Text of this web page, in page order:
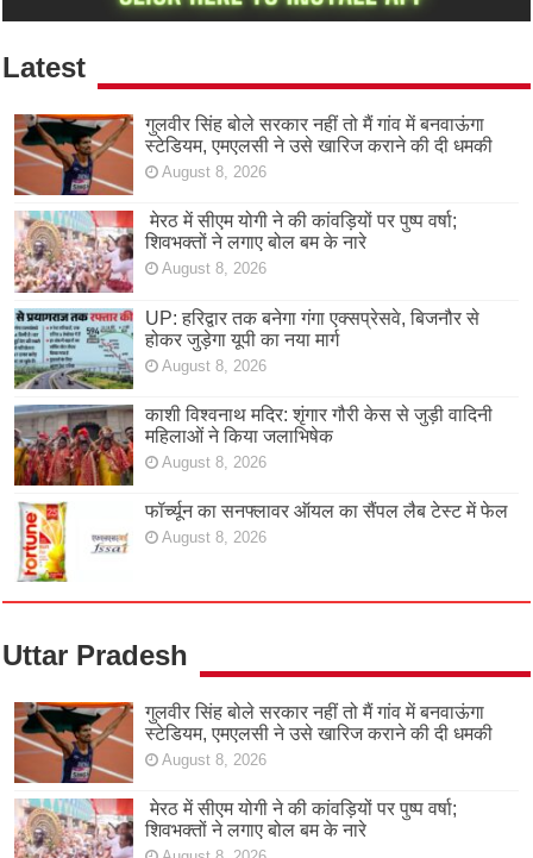
Latest
गुलवीर सिंह बोले सरकार नहीं तो मैं गांव में बनवाऊंगा
स्टेडियम, एमएलसी ने उसे खारिज कराने की दी धमकी
August 8, 2026
मेरठ में सीएम योगी ने की कांवड़ियों पर पुष्प वर्षा;
शिवभक्तों ने लगाए बोल बम के नारे
August 8, 2026
UP: हरिद्वार तक बनेगा गंगा एक्सप्रेसवे, बिजनौर से
होकर जुड़ेगा यूपी का नया मार्ग
August 8, 2026
काशी विश्वनाथ मदिर: शृंगार गौरी केस से जुड़ी वादिनी
महिलाओं ने किया जलाभिषेक
August 8, 2026
फॉर्च्यून का सनफ्लावर ऑयल का सैंपल लैब टेस्ट में फेल
August 8, 2026
Uttar Pradesh
गुलवीर सिंह बोले सरकार नहीं तो मैं गांव में बनवाऊंगा
स्टेडियम, एमएलसी ने उसे खारिज कराने की दी धमकी
August 8, 2026
मेरठ में सीएम योगी ने की कांवड़ियों पर पुष्प वर्षा;
शिवभक्तों ने लगाए बोल बम के नारे